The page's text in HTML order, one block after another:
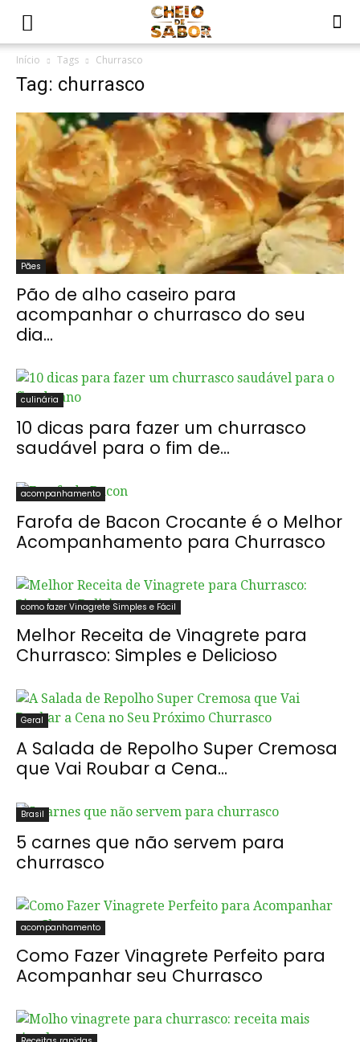
Início Tags Churrasco
Tag: churrasco
Pães
Pão de alho caseiro para
acompanhar o churrasco do seu
dia...
culinária
10 dicas para fazer um churrasco
saudável para o fim de...
acompanhamento
Farofa de Bacon Crocante é o Melhor
Acompanhamento para Churrasco
como fazer Vinagrete Simples e Fácil
Melhor Receita de Vinagrete para
Churrasco: Simples e Delicioso
Geral
A Salada de Repolho Super Cremosa
que Vai Roubar a Cena...
Brasil
5 carnes que não servem para
churrasco
acompanhamento
Como Fazer Vinagrete Perfeito para
Acompanhar seu Churrasco